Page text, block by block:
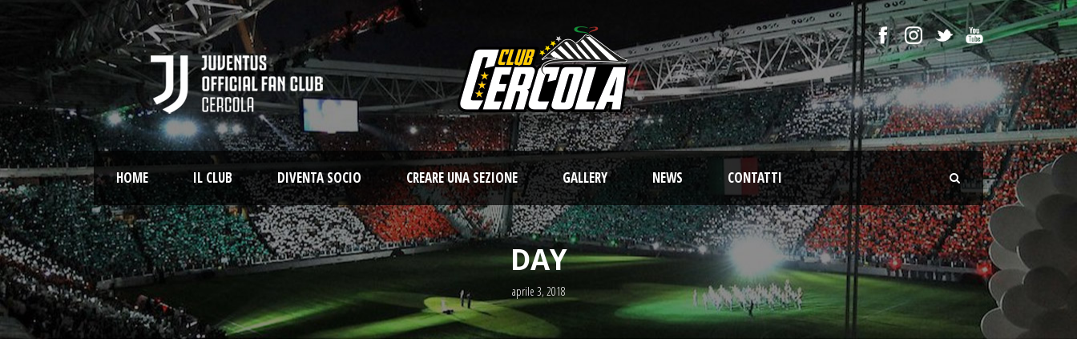
HOME IL CLUB DIVENTA SOCIO CREARE UNA SEZIONE GALLERY NEWS CONTATTI
DAY
aprile 3, 2018